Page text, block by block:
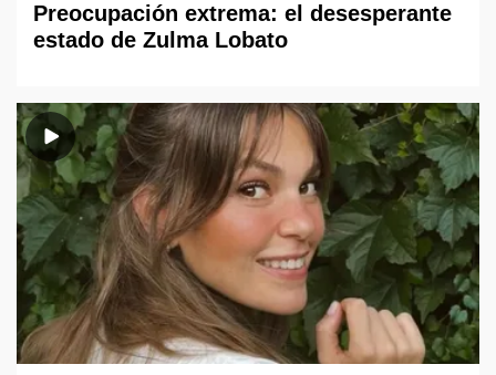
Preocupación extrema: el desesperante
estado de Zulma Lobato